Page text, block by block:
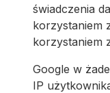
świadczenia
korzystaniem
korzystaniem
Google w
IP